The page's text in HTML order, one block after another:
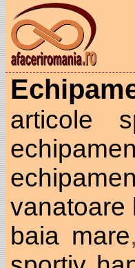
articole
vanatoare
baia mare,